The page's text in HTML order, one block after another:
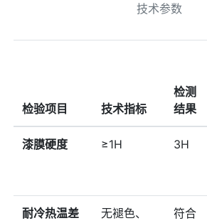
技术参数
检验项⽬ 技术指标
检测
结果
漆膜硬度 ≥1H 3H
耐冷热温差
⽆褪⾊、
符合